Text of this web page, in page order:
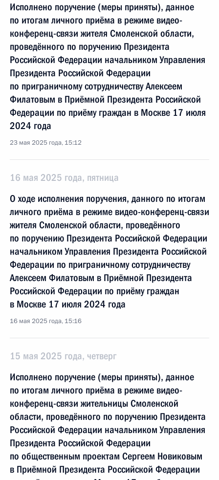
Исполнено поручение (меры приняты), данное
по итогам личного приёма в режиме видео-
конференц-связи жителя Смоленской области,
проведённого по поручению Президента
Российской Федерации начальником Управления
Президента Российской Федерации
по приграничному сотрудничеству Алексеем
Филатовым в Приёмной Президента Российской
Федерации по приёму граждан в Москве 17 июля
2024 года
23 мая 2025 года, 15:12
16 мая 2025 года, пятница
О ходе исполнения поручения, данного по итогам
личного приёма в режиме видео-конференц-связи
жителя Смоленской области, проведённого
по поручению Президента Российской Федерации
начальником Управления Президента Российской
Федерации по приграничному сотрудничеству
Алексеем Филатовым в Приёмной Президента
Российской Федерации по приёму граждан
в Москве 17 июля 2024 года
16 мая 2025 года, 15:16
15 мая 2025 года, четверг
Исполнено поручение (меры приняты), данное
по итогам личного приёма в режиме видео-
конференц-связи жительницы Смоленской
области, проведённого по поручению Президента
Российской Федерации начальником Управления
Президента Российской Федерации
по общественным проектам Сергеем Новиковым
в Приёмной Президента Российской Федерации